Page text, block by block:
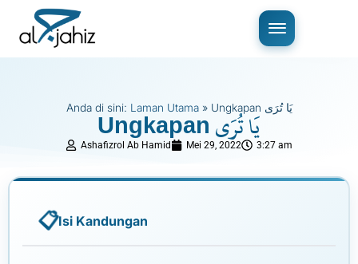
Anda di sini: Laman Utama» Ungkapan يَا تُرَى Ungkapan يَا تُرَى Ashafizrol Ab Hamid Mei 29, 2022 3:27 am
Isi Kandungan